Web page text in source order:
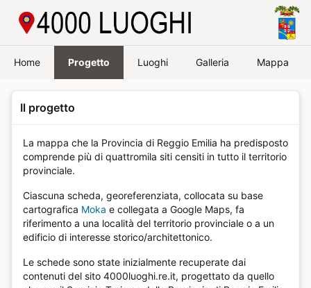
Home Progetto Luoghi Galleria Mappa
Il progetto
La mappa che la Provincia di Reggio Emilia ha predisposto
comprende più di quattromila siti censiti in tutto il territorio
provinciale.
Ciascuna scheda, georeferenziata, collocata su base
cartografica Moka e collegata a Google Maps, fa
riferimento a una località del territorio provinciale o a un
edificio di interesse storico/architettonico.
Le schede sono state inizialmente recuperate dai
contenuti del sito 4000luoghi.re.it, progettato da quello